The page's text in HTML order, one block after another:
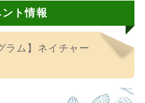
ト情報
ラム】ネイチャー